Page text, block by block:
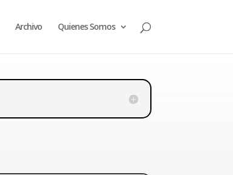
Archivo Quienes Somos